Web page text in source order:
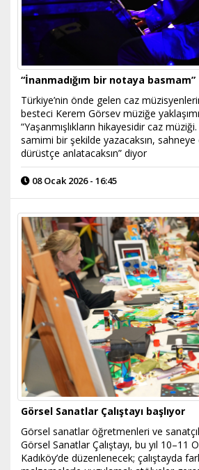
“İnanmadığım bir notaya basmam”
Türkiye’nin önde gelen caz
besteci Kerem Görsev müziğe
“Yaşanmışlıkların hikayesidir caz
samimi bir şekilde yazacaksın, sahneye
dürüstçe anlatacaksın” diyor
08 Ocak 2026 - 16:45
Görsel Sanatlar Çalıştayı başlıyor
Görsel sanatlar öğretmenleri ve
Görsel Sanatlar Çalıştayı, bu yıl 10–11
Kadıköy’de düzenlenecek; çalıştayda